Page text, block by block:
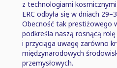
z technologiami
ERC odbyła się w dniach
Obecność tak prestiżowego
podkreśla naszą rosnącą
i przyciąga uwagę zarówno
międzynarodowych
przemysłowych.